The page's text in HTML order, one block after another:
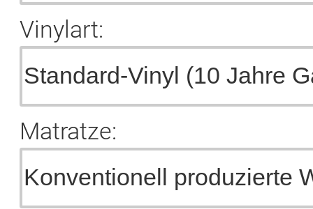
Vinylart:
Matratze: